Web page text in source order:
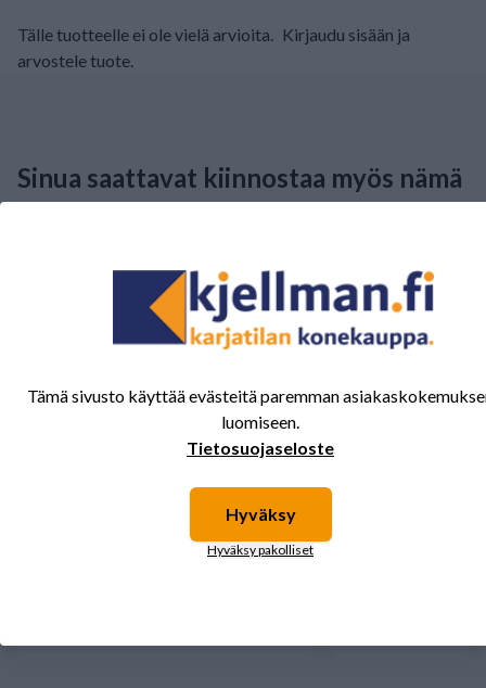
Tälle tuotteelle ei ole vielä arvioita. Kirjaudu sisään ja
arvostele tuote.
Sinua saattavat kiinnostaa myös nämä
tuotteet.
Kultivaattorin pultti M12x55 10.9
Tämä sivusto käyttää evästeitä paremman
luomiseen.
Tietosuojaseloste
Hyväksy
Hyväksy pakolliset